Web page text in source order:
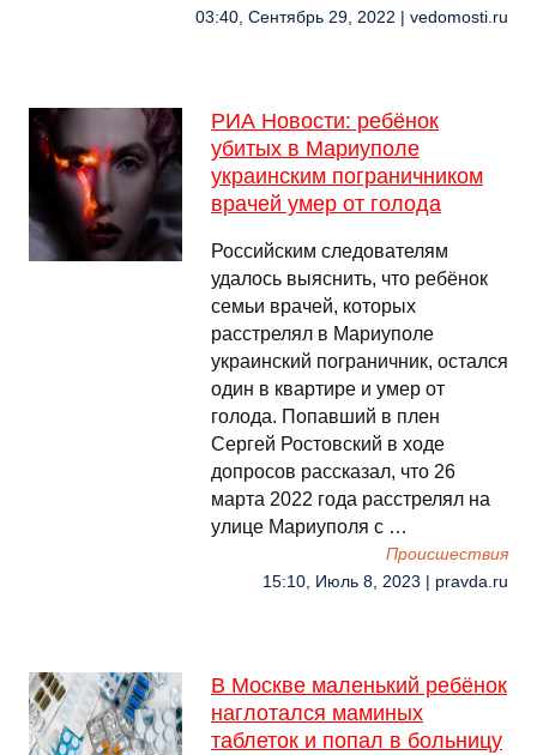
03:40, Сентябрь 29, 2022 | vedomosti.ru
РИА Новости: ребёнок
убитых в Мариуполе
украинским пограничником
врачей умер от голода
Российским следователям
удалось выяснить, что ребёнок
семьи врачей, которых
расстрелял в Мариуполе
украинский пограничник, остался
один в квартире и умер от
голода. Попавший в плен
Сергей Ростовский в ходе
допросов рассказал, что 26
марта 2022 года расстрелял на
улице Мариуполя с …
Происшествия
15:10, Июль 8, 2023 | pravda.ru
В Москве маленький ребёнок
наглотался маминых
таблеток и попал в больницу